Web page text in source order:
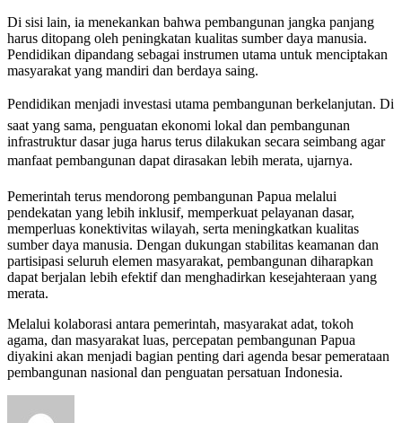
Di sisi lain, ia menekankan bahwa pembangunan jangka panjang
harus ditopang oleh peningkatan kualitas sumber daya manusia.
Pendidikan dipandang sebagai instrumen utama untuk menciptakan
masyarakat yang mandiri dan berdaya saing.
Pendidikan menjadi investasi utama pembangunan berkelanjutan. Di
saat yang sama, penguatan ekonomi lokal dan pembangunan
infrastruktur dasar juga harus terus dilakukan secara seimbang agar
manfaat pembangunan dapat dirasakan lebih merata, ujarnya.
Pemerintah terus mendorong pembangunan Papua melalui
pendekatan yang lebih inklusif, memperkuat pelayanan dasar,
memperluas konektivitas wilayah, serta meningkatkan kualitas
sumber daya manusia. Dengan dukungan stabilitas keamanan dan
partisipasi seluruh elemen masyarakat, pembangunan diharapkan
dapat berjalan lebih efektif dan menghadirkan kesejahteraan yang
merata.
Melalui kolaborasi antara pemerintah, masyarakat adat, tokoh
agama, dan masyarakat luas, percepatan pembangunan Papua
diyakini akan menjadi bagian penting dari agenda besar pemerataan
pembangunan nasional dan penguatan persatuan Indonesia.